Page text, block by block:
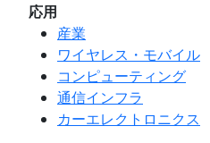
応用
産業
ワイヤレス・モバイル
コンピューティング
通信インフラ
カーエレクトロニクス